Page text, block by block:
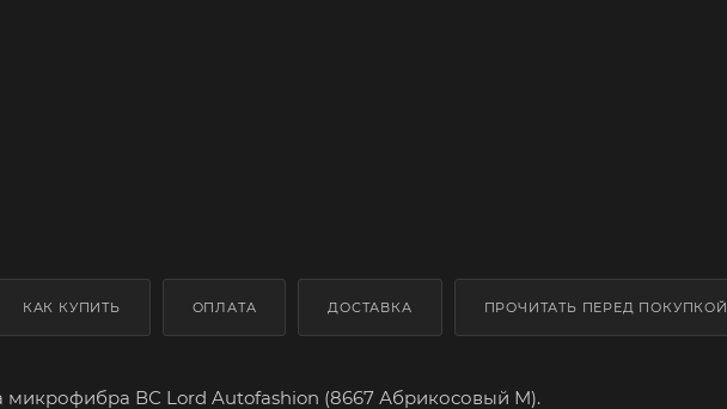
КАК КУПИТЬ ОПЛАТА ДОСТАВКА ПРОЧИТАТЬ ПЕРЕД ПОКУПКОЙ
микрофибра ВС Lord Autofashion (8667 Абрикосовый М).